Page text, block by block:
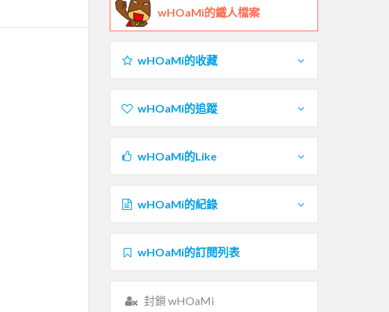
wHOaMi的鐵人檔案
wHOaMi的收藏
wHOaMi的追蹤
wHOaMi的Like
wHOaMi的紀錄
wHOaMi的訂閱列表
封鎖 wHOaMi